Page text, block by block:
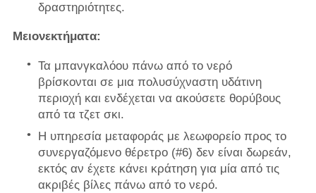
δραστηριότητες.
Μειονεκτήματα:
Τα μπανγκαλόου πάνω από το νερό
βρίσκονται σε μια πολυσύχναστη υδάτινη
περιοχή και ενδέχεται να ακούσετε θορύβους
από τα τζετ σκι.
Η υπηρεσία μεταφοράς με λεωφορείο προς το
συνεργαζόμενο θέρετρο (#6) δεν είναι δωρεάν,
εκτός αν έχετε κάνει κράτηση για μία από τις
ακριβές βίλες πάνω από το νερό.